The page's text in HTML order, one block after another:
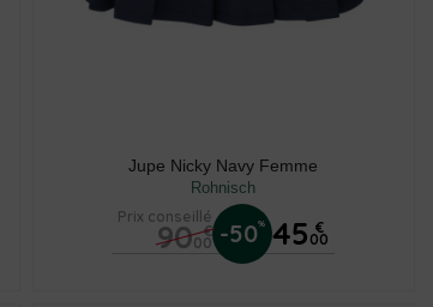
Jupe Nicky Navy Femme
Rohnisch
Prix conseillé
90 €
00 -50% 45 €
00